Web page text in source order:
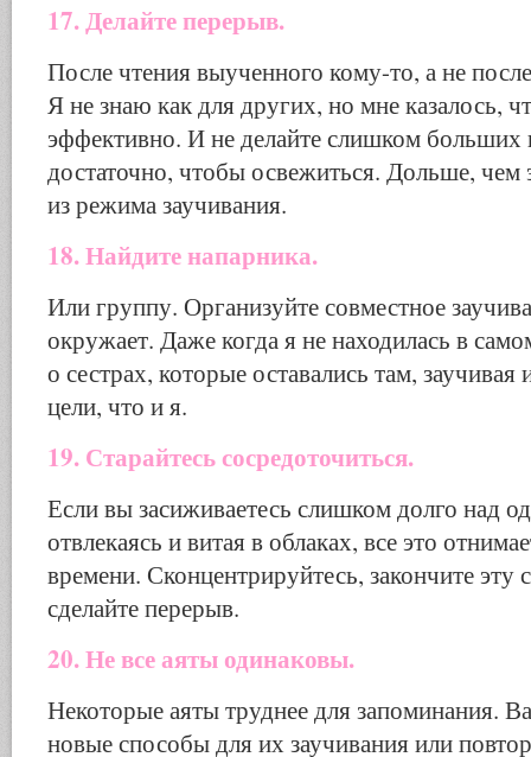
17. Делайте перерыв.
После чтения выученного кому-то, а не
Я не знаю как для других, но мне казалось,
эффективно. И не делайте слишком
достаточно, чтобы освежиться. Дольше,
из режима заучивания.
18. Найдите напарника.
Или группу. Организуйте совместное
окружает. Даже когда я не находилась в
о сестрах, которые оставались там, заучивая
цели, что и я.
19. Старайтесь сосредоточиться.
Если вы засиживаетесь слишком долго над
отвлекаясь и витая в облаках, все это
времени. Сконцентрируйтесь, закончите эту
сделайте перерыв.
20. Не все аяты одинаковы.
Некоторые аяты труднее для запоминания.
новые способы для их заучивания или